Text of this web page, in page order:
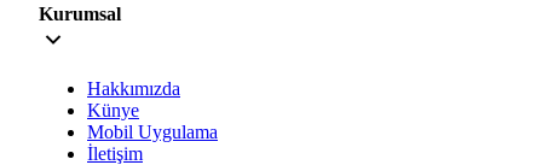
Kurumsal
Hakkımızda
Künye
Mobil Uygulama
İletişim